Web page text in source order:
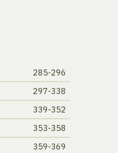
285-296
297-338
339-352
353-358
359-369